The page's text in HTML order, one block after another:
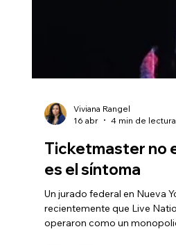
16 abr
4 min de lectura
Ticketmaster no
es el síntoma
Un jurado federal en Nueva